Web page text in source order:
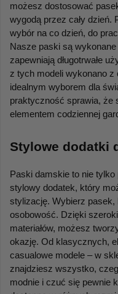
możesz dostosować
wygodą przez cały dzień.
wybór na co dzień, do
Nasze paski są wykonane
zapewniają długotrwałe
z tych modeli wykonano
idealnym wyborem dla
praktyczność sprawia, że
elementem codziennej
Stylowe dodatki
Paski damskie to nie
stylowy dodatek, który
stylizację. Wybierz pasek,
osobowość. Dzięki
materiałów, możesz
okazję. Od klasycznych,
casualowe modele – w
znajdziesz wszystko,
modnie i czuć się pewnie